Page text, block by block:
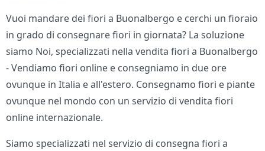
Vuoi mandare dei fiori a Buonalbergo e cerchi un fioraio
in grado di consegnare fiori in giornata? La soluzione
siamo Noi, specializzati nella vendita fiori a Buonalbergo
- Vendiamo fiori online e consegniamo in due ore
ovunque in Italia e all'estero. Consegnamo fiori e piante
ovunque nel mondo con un servizio di vendita fiori
online internazionale.
Siamo specializzati nel servizio di consegna fiori a